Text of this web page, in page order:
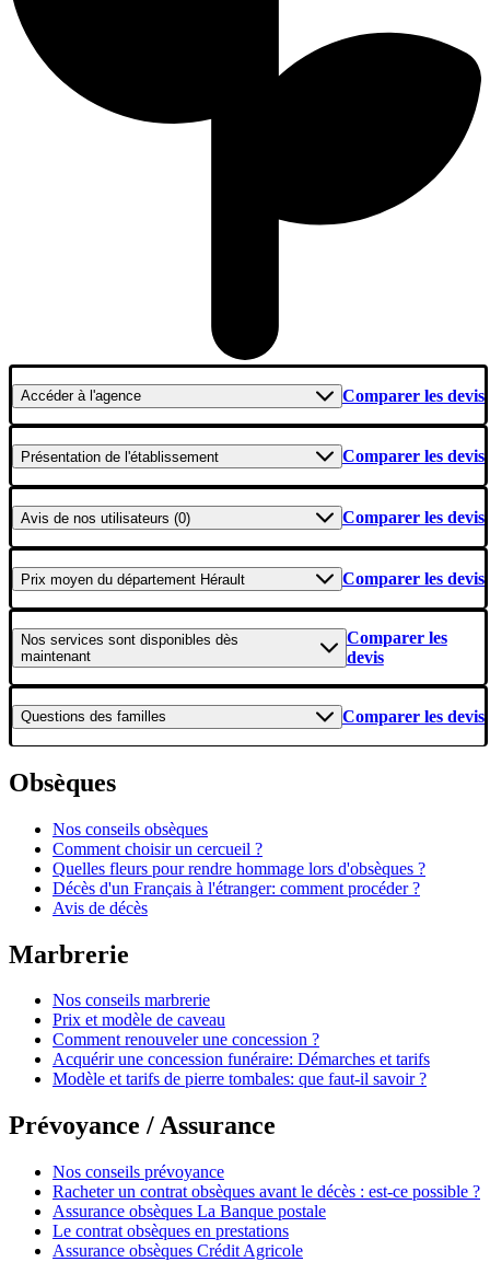
Accéderà l'agence Comparer les devis
Présentation de l'établissement Comparer les devis
Avis de nos utilisateurs (0) Comparer les devis
Prix moyen du département Hérault Comparer les devis
Nos services sont disponibles dès
maintenant
Comparer les
devis
Questions des familles Comparer les devis
Obsèques
Nos conseils obsèques
Comment choisir un cercueil ?
Quelles fleurs pour rendre hommage lors d'obsèques ?
Décès d'un Français à l'étranger: comment procéder ?
Avis de décès
Marbrerie
Nos conseils marbrerie
Prix et modèle de caveau
Comment renouveler une concession ?
Acquérir une concession funéraire: Démarches et tarifs
Modèle et tarifs de pierre tombales: que faut-il savoir ?
Prévoyance / Assurance
Nos conseils prévoyance
Racheter un contrat obsèques avant le décès : est-ce possible ?
Assurance obsèques La Banque postale
Le contrat obsèques en prestations
Assurance obsèques Crédit Agricole